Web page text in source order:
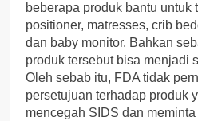
beberapa produk bantu untuk
positioner, matresses, crib
dan baby monitor. Bahkan
produk tersebut bisa menjadi
Oleh sebab itu, FDA tidak
persetujuan terhadap produk
mencegah SIDS dan